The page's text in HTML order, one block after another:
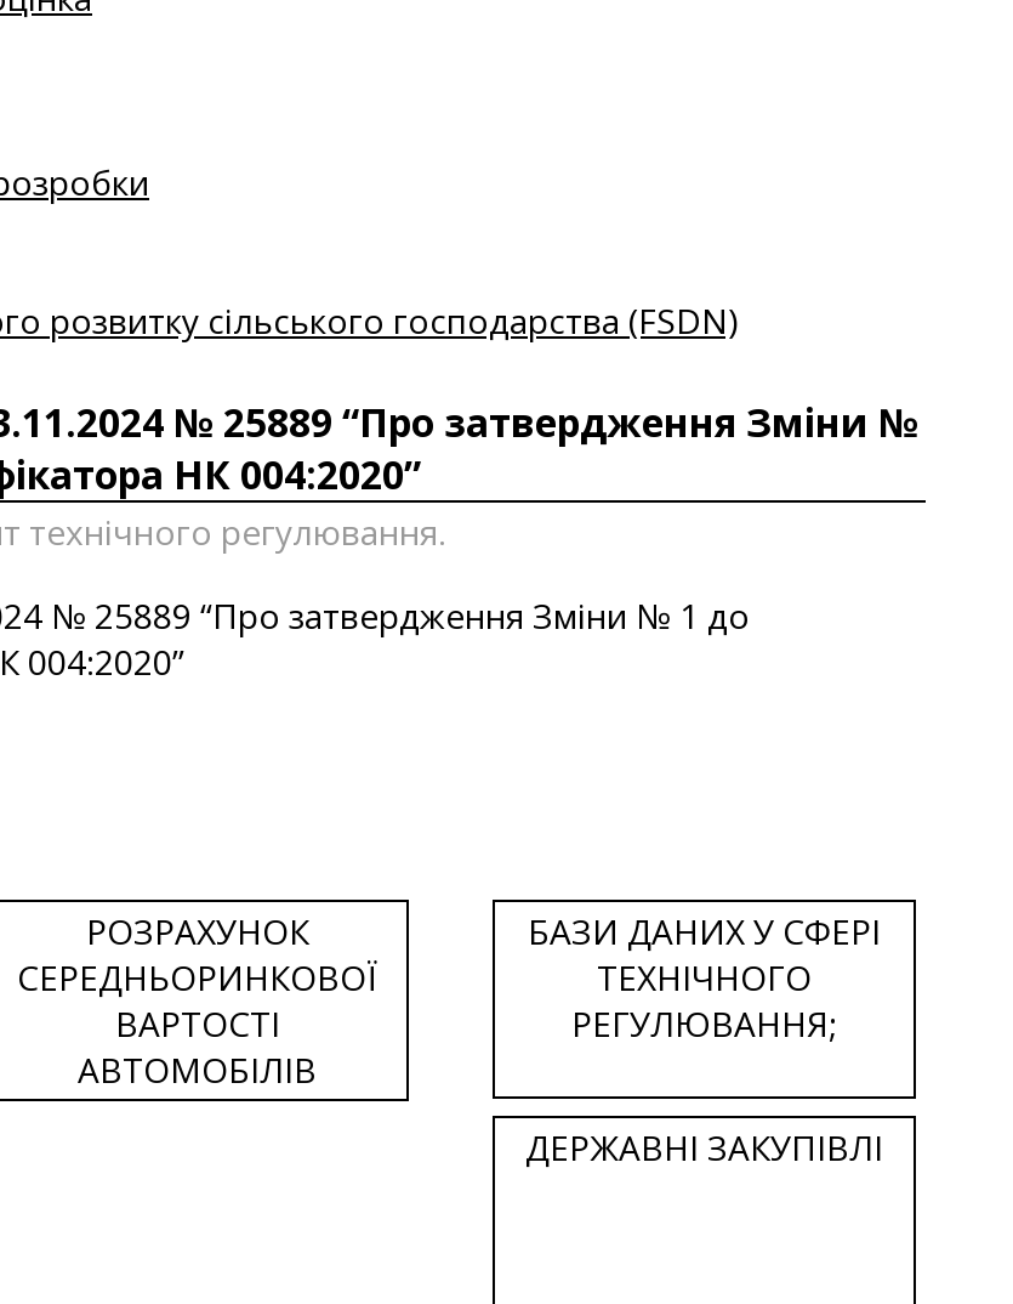
розвитку сільського господарства (FSDN)
№ 25889 “Про затвердження Зміни №
НК 004:2020”
регулювання.
№ 25889 “Про затвердження Зміни № 1 до
004:2020”
РОЗРАХУНОК
СЕРЕДНЬОРИНКОВОЇ
ВАРТОСТІ
АВТОМОБІЛІВ
БАЗИ ДАНИХ У СФЕРІ
ТЕХНІЧНОГО
РЕГУЛЮВАННЯ;
ДЕРЖАВНІ ЗАКУПІВЛІ